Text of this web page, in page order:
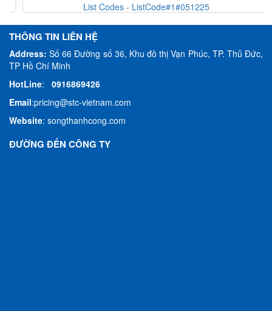
List Codes - ListCode#1#051225
THÔNG TIN LIÊN HỆ
Address:Số 66 Đường số 36, Khu đô thị Vạn Phúc, TP. Thủ Đức,
TP Hồ Chí Minh
HotLine: 0916869426
Email:pricing@stc-vietnam.com
Website: songthanhcong.com
ĐƯỜNG ĐẾN CÔNG TY